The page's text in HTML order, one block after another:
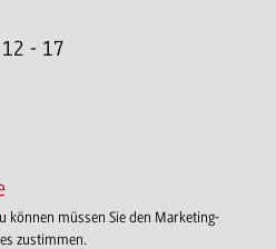
- 17
können müssen Sie den Marketing-
zustimmen.